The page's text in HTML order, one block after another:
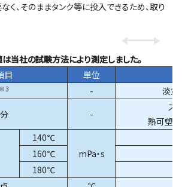
く、そのままタンク等に投入できるため、取り
は当社の試験方法により測定しました。
目
単位
※3 -
淡黄
-
ス
熱可塑性
140℃
mPa・s
160℃
180℃